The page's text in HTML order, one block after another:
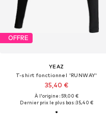
OFFRE
YEAZ
T-shirt fonctionnel 'RUNWAY'
35,40 €
À l'origine : 59,00 €
Dernier prix le plus bas :35,40 €